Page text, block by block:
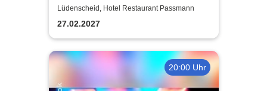
Dinner
Lüdenscheid, Hotel Restaurant Passmann
27.02.2027
20:00 Uhr